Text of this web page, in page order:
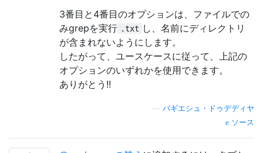
3番目と4番目のオプションは、ファイルでの
みgrepを実行 .txt し、名前にディレクトリ
が含まれないようにします。
したがって、ユースケースに従って、上記の
オプションのいずれかを使用できます。
ありがとう!!
バギエシュ・ドゥデディヤ
ソース